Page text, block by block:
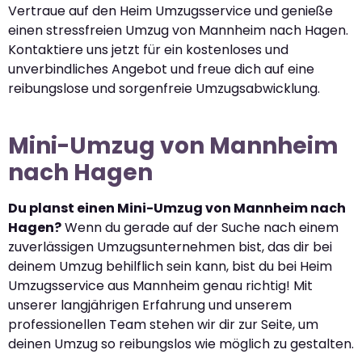
Vertraue auf den Heim Umzugsservice und genieße
einen stressfreien Umzug von Mannheim nach Hagen.
Kontaktiere uns jetzt für ein kostenloses und
unverbindliches Angebot und freue dich auf eine
reibungslose und sorgenfreie Umzugsabwicklung.
Mini-Umzug von Mannheim
nach Hagen
Du planst einen Mini-Umzug von Mannheim nach
Hagen?Wenn du gerade auf der Suche nach einem
zuverlässigen Umzugsunternehmen bist, das dir bei
deinem Umzug behilflich sein kann, bist du bei Heim
Umzugsservice aus Mannheim genau richtig! Mit
unserer langjährigen Erfahrung und unserem
professionellen Team stehen wir dir zur Seite, um
deinen Umzug so reibungslos wie möglich zu gestalten.